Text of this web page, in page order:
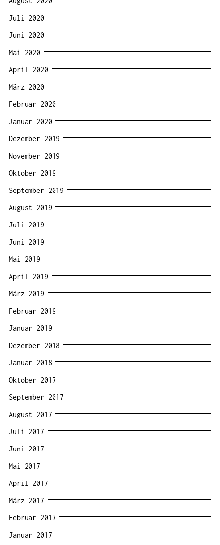
Juli 2020
Juni 2020
Mai 2020
April 2020
März 2020
Februar 2020
Januar 2020
Dezember 2019
November 2019
Oktober 2019
September 2019
August 2019
Juli 2019
Juni 2019
Mai 2019
April 2019
März 2019
Februar 2019
Januar 2019
Dezember 2018
Januar 2018
Oktober 2017
September 2017
August 2017
Juli 2017
Juni 2017
Mai 2017
April 2017
März 2017
Februar 2017
Januar 2017